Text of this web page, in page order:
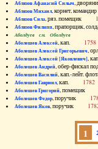
Аблязов Афанасий Силыч,
Аблязов Михаил, корнет,
Аблязов Сила, ряз. помещик
Аблязов Филипп, прапорщик,
Аболдуев см. Оболдуев
Аболешев Алексей, кап. 1758
Аболешев Алексей Григорьевич,
Аболешев Алексей [Яковлевич],
Аболешев Андрей, обер-фискал
Аболешев Василий, кап.-лейт.
Аболешев Гавриил, кап. 1782
Аболешев Григорий, помещик
Аболешев Федор, поручик
Аболешев Яков, поручик
1